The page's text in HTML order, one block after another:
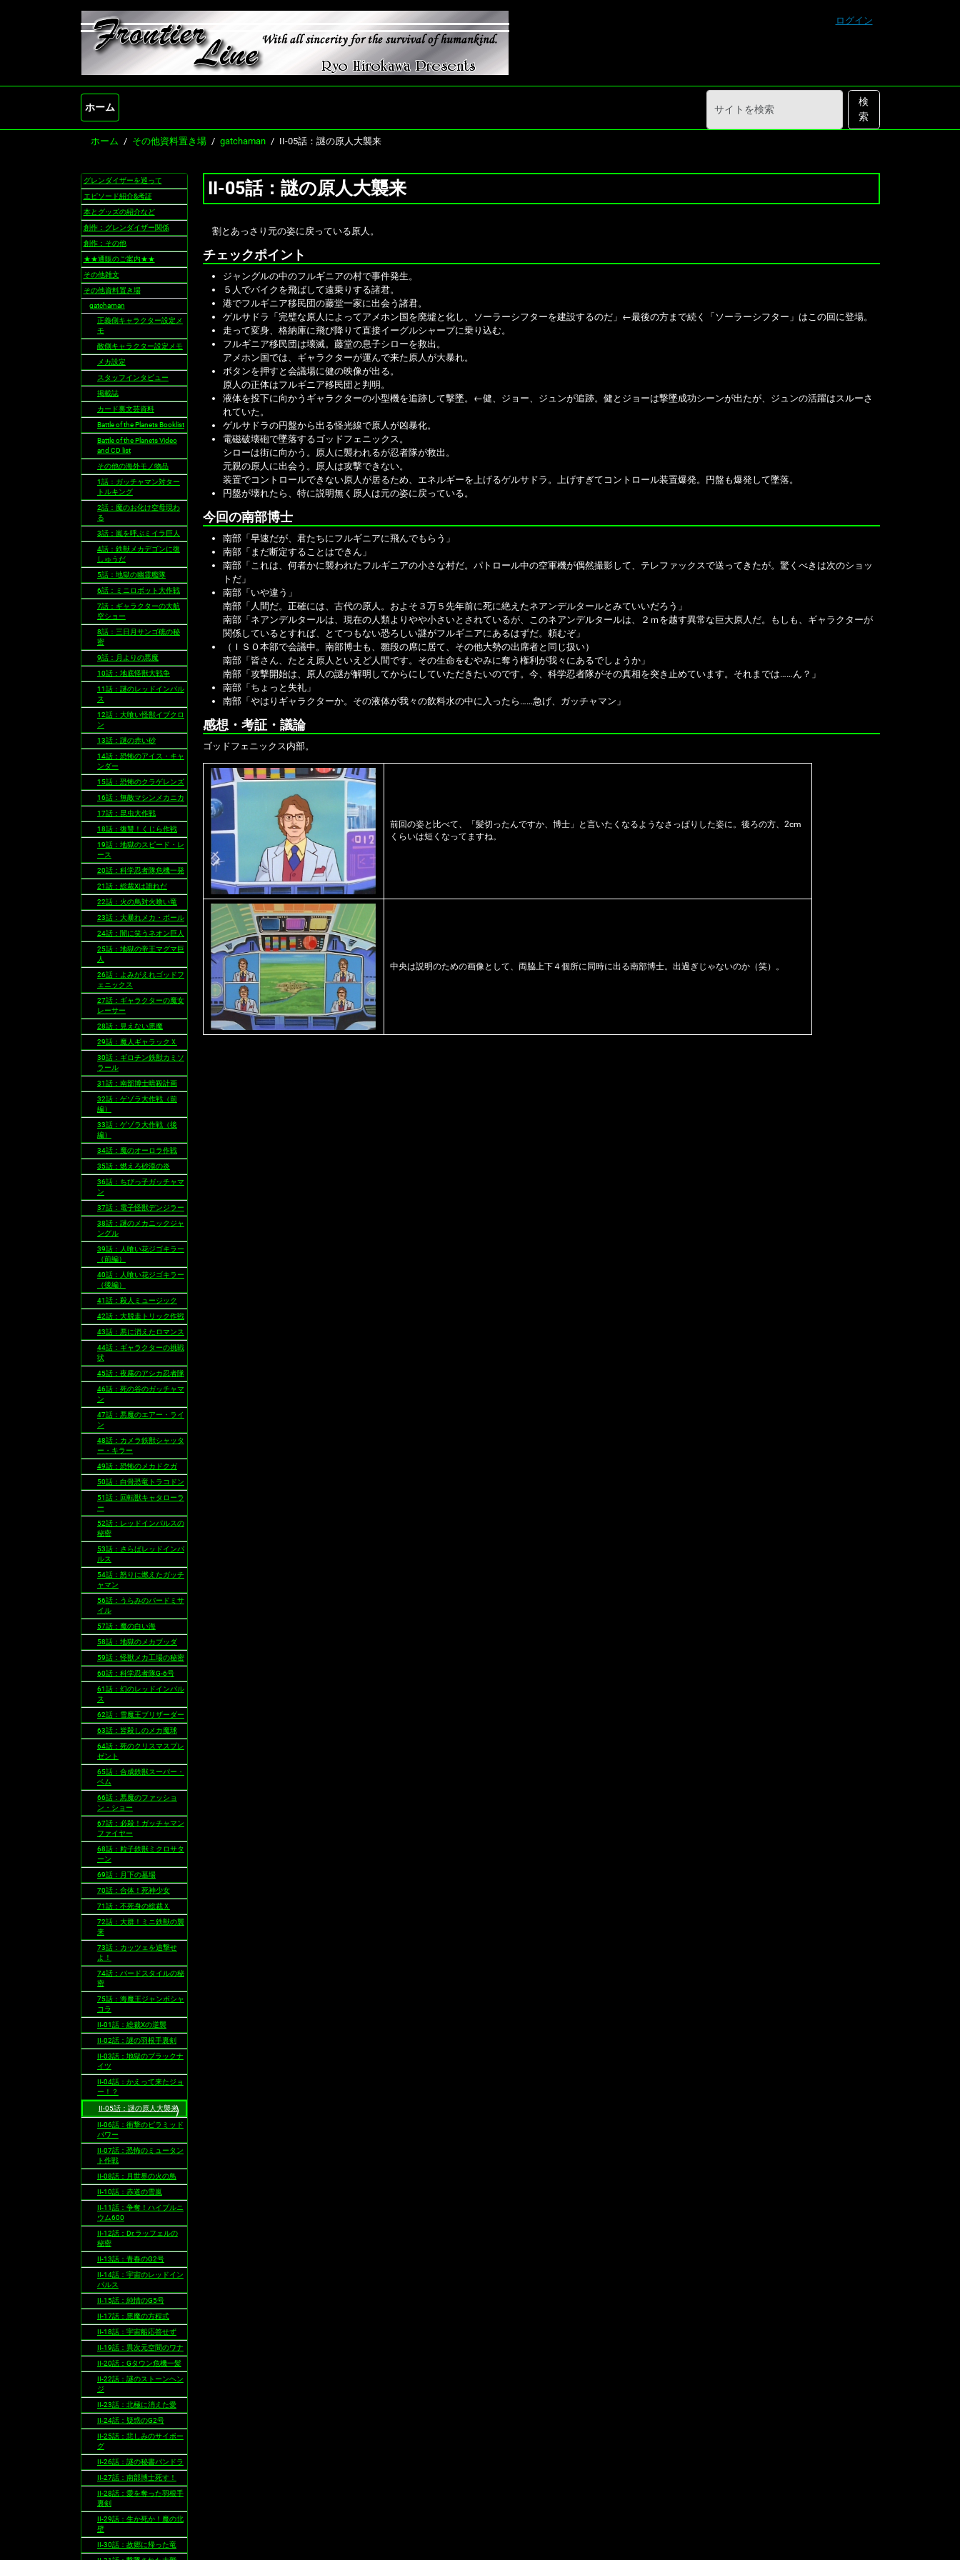
ログイン
ホーム
サ
イ
検
索
詳
細
ホーム その他資料置き場 gatchaman II-05話：謎の原人大襲来
II-05話：謎の原人大襲来
割とあっさり元の姿に戻っている原人。
チェックポイント
ジャングルの中のフルギニアの村で事件発生。
５人でバイクを飛ばして遠乗りする諸君。
港でフルギニア移民団の藤堂一家に出会う諸君。
ゲルサドラ「完璧な原人によってアメホン国を廃墟と化し、ソーラーシフターを建設するのだ」 ←最後の方まで続く「ソーラーシフター」はこの回に登場。
走って変身、格納庫に飛び降りて直接イーグルシャープに乗り込む。
フルギニア移民団は壊滅。藤堂の息子シローを救出。
アメホン国では、ギャラクターが運んで来た原人が大暴れ。
ボタンを押すと会議場に健の映像が出る。
原人の正体はフルギニア移民団と判明。
液体を投下に向かうギャラクターの小型機を追跡して撃墜。 ←健、ジョー、ジュンが追跡。健とジョーは撃墜成功シーンが出たが、ジュンの活躍はスルーさ
れていた。
ゲルサドラの円盤から出る怪光線で原人が凶暴化。
電磁破壊砲で墜落するゴッドフェニックス。
シローは街に向かう。原人に襲われるが忍者隊が救出。
元親の原人に出会う。原人は攻撃できない。
装置でコントロールできない原人が居るため、エネルギーを上げるゲルサドラ。上げすぎてコントロール装置爆発。円盤も爆発して墜落。
円盤が壊れたら、特に説明無く原人は元の姿に戻っている。
今回の南部博士
南部「早速だが、君たちにフルギニアに飛んでもらう」
南部「まだ断定することはできん」
南部「これは、何者かに襲われたフルギニアの小さな村だ。パトロール中の空軍機が偶然撮影して、テレファックスで送ってきたが。驚くべきは次のショッ
トだ」
南部「いや違う」
南部「人間だ。正確には、古代の原人。およそ３万５先年前に死に絶えたネアンデルタールとみていいだろう」
南部「ネアンデルタールは、現在の人類よりやや小さいとされているが、このネアンデルタールは、２ｍを越す異常な巨大原人だ。もしも、ギャラクターが
関係しているとすれば、とてつもない恐ろしい謎がフルギニアにあるはずだ。頼むぞ」
（ＩＳＯ本部で会議中。南部博士も、雛段の席に居て、その他大勢の出席者と同じ扱い）
南部「皆さん、たとえ原人といえど人間です。その生命をむやみに奪う権利が我々にあるでしょうか」
南部「攻撃開始は、原人の謎が解明してからにしていただきたいのです。今、科学忍者隊がその真相を突き止めています。それまでは……ん？」
南部「ちょっと失礼」
南部「やはりギャラクターか。その液体が我々の飲料水の中に入ったら……急げ、ガッチャマン」
感想・考証・議論
ゴッドフェニックス内部。
前回の姿と比べて、「髪切ったんですか、博士」と言いたくなるようなさっぱりした姿に。後ろの方、2cm
くらいは短くなってますね。
中央は説明のための画像として、両脇上下４個所に同時に出る南部博士。出過ぎじゃないのか（笑）。
ナ
ビ
ゲ
ー
シ
ョ
ン
グレンダイザーを巡って
エピソード紹介&考証
本とグッズの紹介など
創作：グレンダイザー関係
創作：その他
★★通販のご案内★★
その他雑文
その他資料置き場
gatchaman
正義側キャラクター設定メ
モ
敵側キャラクター設定メモ
メカ設定
スタッフインタビュー
掲載誌
カード裏文芸資料
Battle of the Planets Booklist
Battle of the Planets Video
and CD list
その他の海外モノ物品
1話：ガッチャマン対ター
トルキング
2話：魔のお化け空母現わ
る
3話：嵐を呼ぶミイラ巨人
4話：鉄獣メカデゴンに復
しゅうだ
5話：地獄の幽霊艦隊
6話：ミニロボット大作戦
7話：ギャラクターの大航
空ショー
8話：三日月サンゴ礁の秘
密
9話：月よりの悪魔
10話：地底怪獣大戦争
11話：謎のレッドインパル
ス
12話：大喰い怪獣イブクロ
ン
13話：謎の赤い砂
14話：恐怖のアイス・キャ
ンダー
15話：恐怖のクラゲレンズ
16話：無敵マシンメカニカ
17話：昆虫大作戦
18話：復讐！くじら作戦
19話：地獄のスピード・レ
ース
20話：科学忍者隊危機一発
21話：総裁Xは誰れだ
22話：火の鳥対火喰い竜
23話：大暴れメカ・ボール
24話：闇に笑うネオン巨人
25話：地獄の帝王マグマ巨
人
26話：よみがえれゴッドフ
ェニックス
27話：ギャラクターの魔女
レーサー
28話：見えない悪魔
29話：魔人ギャラックＸ
30話：ギロチン鉄獣カミソ
ラール
31話：南部博士暗殺計画
32話：ゲゾラ大作戦（前
編）
33話：ゲゾラ大作戦（後
編）
34話：魔のオーロラ作戦
35話：燃えろ砂漠の炎
36話：ちびっ子ガッチャマ
ン
37話：電子怪獣デンジラー
38話：謎のメカニックジャ
ングル
39話：人喰い花ジゴキラー
（前編）
40話：人喰い花ジゴキラー
（後編）
41話：殺人ミュージック
42話：大脱走トリック作戦
43話：悪に消えたロマンス
44話：ギャラクターの挑戦
状
45話：夜霧のアシカ忍者隊
46話：死の谷のガッチャマ
ン
47話：悪魔のエアー・ライ
ン
48話：カメラ鉄獣シャッタ
ー・キラー
49話：恐怖のメカドクガ
50話：白骨恐竜トラコドン
51話：回転獣キャタローラ
ー
52話：レッドインパルスの
秘密
53話：さらばレッドインパ
ルス
54話：怒りに燃えたガッチ
ャマン
56話：うらみのバードミサ
イル
57話：魔の白い海
58話：地獄のメカブッダ
59話：怪獣メカ工場の秘密
60話：科学忍者隊G-6号
61話：幻のレッドインパル
ス
62話：雪魔王ブリザーダー
63話：皆殺しのメカ魔球
64話：死のクリスマスプレ
ゼント
65話：合成鉄獣スーパー・
ベム
66話：悪魔のファッショ
ン・ショー
67話：必殺！ガッチャマン
ファイヤー
68話：粒子鉄獣ミクロサタ
ーン
69話：月下の墓場
70話：合体！死神少女
71話：不死身の総裁Ｘ
72話：大群！ミニ鉄獣の襲
来
73話：カッツェを追撃せ
よ！
74話：バードスタイルの秘
密
75話：海魔王ジャンボシャ
コラ
II-01話：総裁Xの逆襲
II-02話：謎の羽根手裏剣
II-03話：地獄のブラックナ
イツ
II-04話：かえって来たジョ
ー！？
II-05話：謎の原人大襲来
II-06話：衝撃のピラミッド
パワー
II-07話：恐怖のミュータン
ト作戦
II-08話：月世界の火の鳥
II-10話：赤道の雪嵐
II-11話：争奪！ハイプルニ
ウム600
II-12話：Dr.ラッフェルの
秘密
II-13話：青春のG2号
II-14話：宇宙のレッドイン
パルス
II-15話：純情のG5号
II-17話：悪魔の方程式
II-18話：宇宙船応答せず
II-19話：異次元空間のワナ
II-20話：Gタウン危機一髪
II-22話：謎のストーンヘン
ジ
II-23話：北極に消えた愛
II-24話：疑惑のG2号
II-25話：悲しみのサイボー
グ
II-26話：謎の秘書パンドラ
II-27話：南部博士死す！
II-28話：愛を奪った羽根手
裏剣
II-29話：生か死か！魔の北
壁
II-30話：故郷に帰った竜